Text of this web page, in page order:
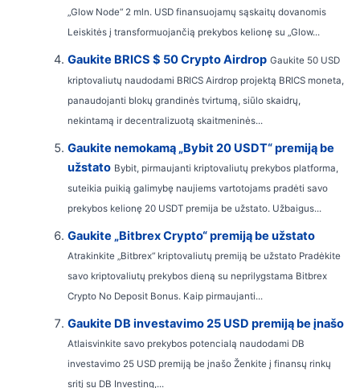
„Glow Node“ 2 mln. USD finansuojamų sąskaitų dovanomis
Leiskitės į transformuojančią prekybos kelionę su „Glow...
Gaukite BRICS $ 50 Crypto Airdrop Gaukite 50 USD
kriptovaliutų naudodami BRICS Airdrop projektą BRICS moneta,
panaudojanti blokų grandinės tvirtumą, siūlo skaidrų,
nekintamą ir decentralizuotą skaitmeninės...
Gaukite nemokamą „Bybit 20 USDT“ premiją be
užstato Bybit, pirmaujanti kriptovaliutų prekybos platforma,
suteikia puikią galimybę naujiems vartotojams pradėti savo
prekybos kelionę 20 USDT premija be užstato. Užbaigus...
Gaukite „Bitbrex Crypto“ premiją be užstato
Atrakinkite „Bitbrex“ kriptovaliutų premiją be užstato Pradėkite
savo kriptovaliutų prekybos dieną su neprilygstama Bitbrex
Crypto No Deposit Bonus. Kaip pirmaujanti...
Gaukite DB investavimo 25 USD premiją be įnašo
Atlaisvinkite savo prekybos potencialą naudodami DB
investavimo 25 USD premiją be įnašo Ženkite į finansų rinkų
sritį su DB Investing,...